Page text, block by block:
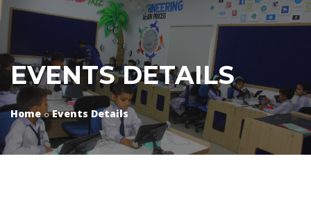
EVENTS DETAILS
Home Events Details